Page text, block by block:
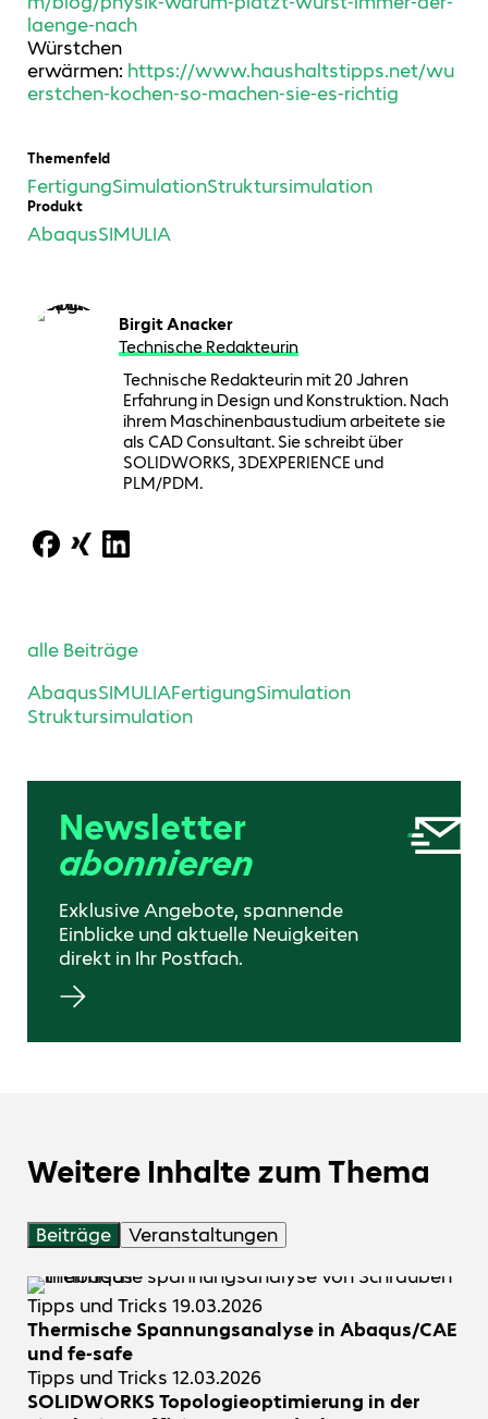
Themenfeld
FertigungSimulationStruktursimulation
Produkt
AbaqusSIMULIA
laenge-nach
Würstchen
erwärmen: https://www.haushaltstipps.net/wu
erstchen-kochen-so-machen-sie-es-richtig
Birgit Anacker
Technische Redakteurin
Technische Redakteurin mit 20 Jahren
Erfahrung in Design und Konstruktion. Nach
ihrem Maschinenbaustudium arbeitete sie
als CAD Consultant. Sie schreibt über
SOLIDWORKS, 3DEXPERIENCE und
PLM/PDM.
alle Beiträge
AbaqusSIMULIAFertigungSimulation
Struktursimulation
Newsletter
abonnieren
Exklusive Angebote, spannende
Einblicke und aktuelle Neuigkeiten
direkt in Ihr Postfach.
Weitere Inhalte zum Thema
Beiträge Veranstaltungen
Tipps und Tricks 19.03.2026
Thermische Spannungsanalyse in Abaqus/CAE
und fe-safe
Tipps und Tricks 12.03.2026
SOLIDWORKS Topologieoptimierung in der